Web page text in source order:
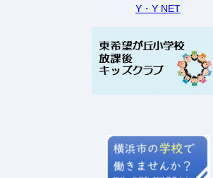
Y・Y NET